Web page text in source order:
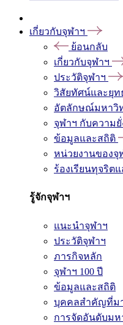
เกี่ยวกับจุฬาฯ
ย้อนกลับ
เกี่ยวกับจุฬาฯ
ประวัติจุฬาฯ
วิสัยทัศน์และยุท
อัตลักษณ์มหาวิ
จุฬาฯ กับความ
ข้อมูลและสถิติ
หน่วยงานของจุ
ร้องเรียนทุจริต
รู้จักจุฬาฯ
แนะนำจุฬาฯ
ประวัติจุฬาฯ
ภารกิจหลัก
จุฬาฯ 100 ปี
ข้อมูลและสถิติ
บุคคลสำคัญที่ม
การจัดอันดับมห